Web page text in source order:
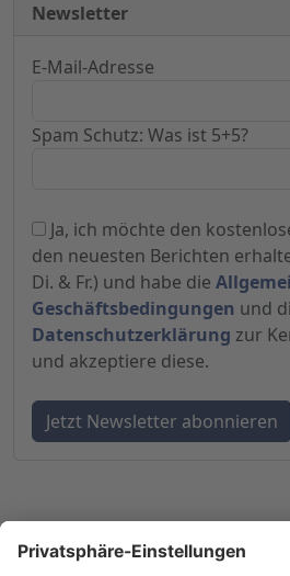
Newsletter
E-Mail-Adresse
Spam Schutz: Was ist 5+5?
Ja, ich möchte den
den neuesten Berichten
Di. & Fr.) und habe die
Geschäftsbedingungen und
Datenschutzerklärung zur
und akzeptiere diese.
© 1998-2026by GSC Research